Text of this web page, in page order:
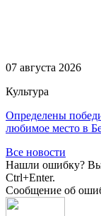
07 августа 2026
Культура
Определены
любимое место в
Все новости
Нашли ошибку?
Ctrl+Enter.
Сообщение об